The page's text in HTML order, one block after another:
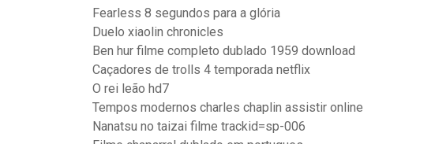
Fearless 8 segundos para a glória
Duelo xiaolin chronicles
Ben hur filme completo dublado 1959 download
Caçadores de trolls 4 temporada netflix
O rei leão hd7
Tempos modernos charles chaplin assistir online
Nanatsu no taizai filme trackid=sp-006